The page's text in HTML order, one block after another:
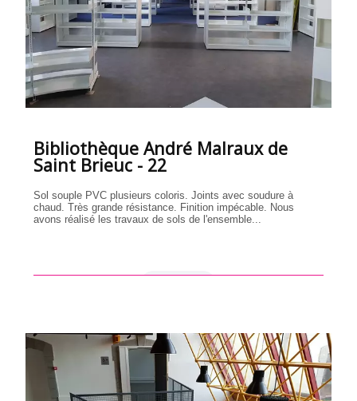
Bibliothèque André Malraux de
Saint Brieuc - 22
Sol souple PVC plusieurs coloris. Joints avec soudure à
chaud. Très grande résistance. Finition impécable. Nous
avons réalisé les travaux de sols de l'ensemble...